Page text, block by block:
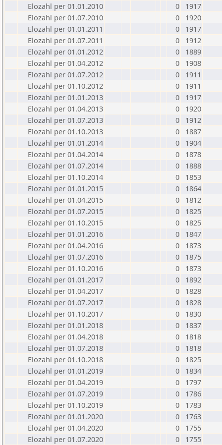
Elozahl per 01.01.2010
0
1917
Elozahl per 01.07.2010
0
1920
Elozahl per 01.01.2011
0
1917
Elozahl per 01.07.2011
0
1912
Elozahl per 01.01.2012
0
1889
Elozahl per 01.04.2012
0
1908
Elozahl per 01.07.2012
0
1911
Elozahl per 01.10.2012
0
1911
Elozahl per 01.01.2013
0
1917
Elozahl per 01.04.2013
0
1920
Elozahl per 01.07.2013
0
1912
Elozahl per 01.10.2013
0
1887
Elozahl per 01.01.2014
0
1904
Elozahl per 01.04.2014
0
1878
Elozahl per 01.07.2014
0
1888
Elozahl per 01.10.2014
0
1853
Elozahl per 01.01.2015
0
1864
Elozahl per 01.04.2015
0
1812
Elozahl per 01.07.2015
0
1825
Elozahl per 01.10.2015
0
1825
Elozahl per 01.01.2016
0
1847
Elozahl per 01.04.2016
0
1873
Elozahl per 01.07.2016
0
1875
Elozahl per 01.10.2016
0
1873
Elozahl per 01.01.2017
0
1892
Elozahl per 01.04.2017
0
1828
Elozahl per 01.07.2017
0
1828
Elozahl per 01.10.2017
0
1830
Elozahl per 01.01.2018
0
1837
Elozahl per 01.04.2018
0
1818
Elozahl per 01.07.2018
0
1818
Elozahl per 01.10.2018
0
1825
Elozahl per 01.01.2019
0
1834
Elozahl per 01.04.2019
0
1797
Elozahl per 01.07.2019
0
1786
Elozahl per 01.10.2019
0
1783
Elozahl per 01.01.2020
0
1763
Elozahl per 01.04.2020
0
1755
Elozahl per 01.07.2020
0
1755